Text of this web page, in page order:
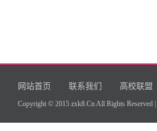
网站首页 联系我们 高校联盟
Copyright © 2015 zxk8.Cn All Rights Reserved |